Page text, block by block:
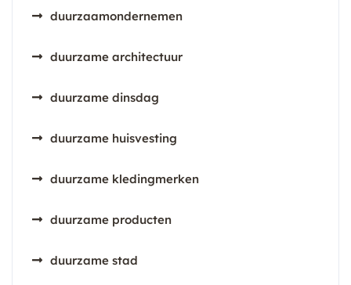
duurzaamondernemen
duurzame architectuur
duurzame dinsdag
duurzame huisvesting
duurzame kledingmerken
duurzame producten
duurzame stad